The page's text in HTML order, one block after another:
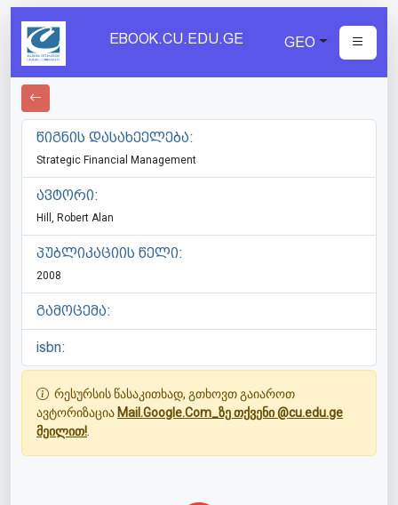
EBOOK.CU.EDU.GE GEO
წიგნის დასახეელება:
Strategic Financial Management
ავტორი:
Hill, Robert Alan
პუბლიკაციის წელი:
2008
გამოცემა:
isbn:
რესურსის წასაკითხად, გთხოვთ გაიაროთ
ავტორიზაცია Mail.Google.Com_ზე თქვენი @cu.edu.ge
მეილით!